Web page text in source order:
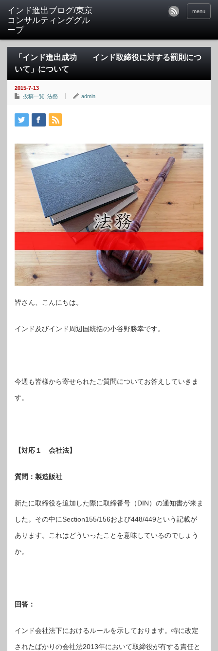
インド進出ブログ/東京
コンサルティンググル
ープ
menu
「インド進出成功 インド取締役に対する罰則につ
いて」について
2015-7-13
投稿一覧 法務 admin
皆さん、こんにちは。
インド及びインド周辺国統括の小谷野勝幸です。
今週も皆様から寄せられたご質問についてお答えしていきま
す。
【対応１ 会社法】
質問：製造販社
新たに取締役を追加した際に取締番号（DIN）の通知書が来ま
した。その中にSection155/156および448/449という記載が
あります。これはどういったことを意味しているのでしょう
か。
回答：
インド会社法下におけるルールを示しております。特に改定
されたばかりの会社法2013年において取締役が有する責任と